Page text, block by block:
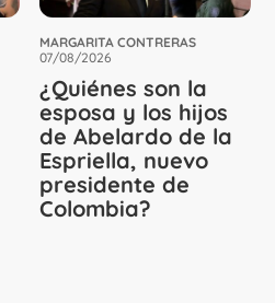
MARGARITA CONTRERAS
07/08/2026
¿Quiénes son la
esposa y los hijos
de Abelardo de la
Espriella, nuevo
presidente de
Colombia?